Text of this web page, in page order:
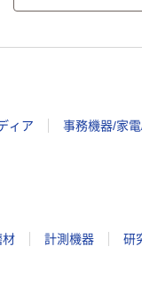
ィア 事務機器/家
材 計測機器 研